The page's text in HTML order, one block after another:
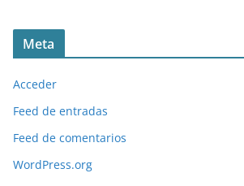
Meta
Acceder
Feed de entradas
Feed de comentarios
WordPress.org